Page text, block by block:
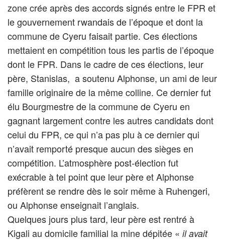
zone crée après des accords signés entre le FPR et
le gouvernement rwandais de l’époque et dont la
commune de Cyeru faisait partie. Ces élections
mettaient en compétition tous les partis de l’époque
dont le FPR. Dans le cadre de ces élections, leur
père, Stanislas, a soutenu Alphonse, un ami de leur
famille originaire de la même colline. Ce dernier fut
élu Bourgmestre de la commune de Cyeru en
gagnant largement contre les autres candidats dont
celui du FPR, ce qui n’a pas plu à ce dernier qui
n’avait remporté presque aucun des sièges en
compétition. L’atmosphère post-élection fut
exécrable à tel point que leur père et Alphonse
préfèrent se rendre dès le soir même à Ruhengeri,
ou Alphonse enseignait l’anglais.
Quelques jours plus tard, leur père est rentré à
Kigali au domicile familial la mine dépitée « il avait